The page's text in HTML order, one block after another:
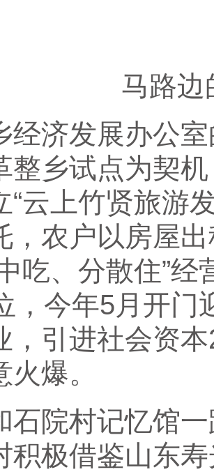
马路边
经济发展办公
整乡试点为契
“云上竹贤旅游
，农户以房屋
吃、分散住”
，今年5月开门
，引进社会资
爆。
石院村记忆馆
积极借鉴山东